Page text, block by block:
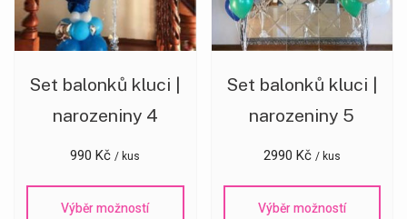
Set balonků kluci |
narozeniny 4
990 Kč / kus
Výběr možností
Set balonků kluci |
narozeniny 5
2990 Kč / kus
Výběr možností